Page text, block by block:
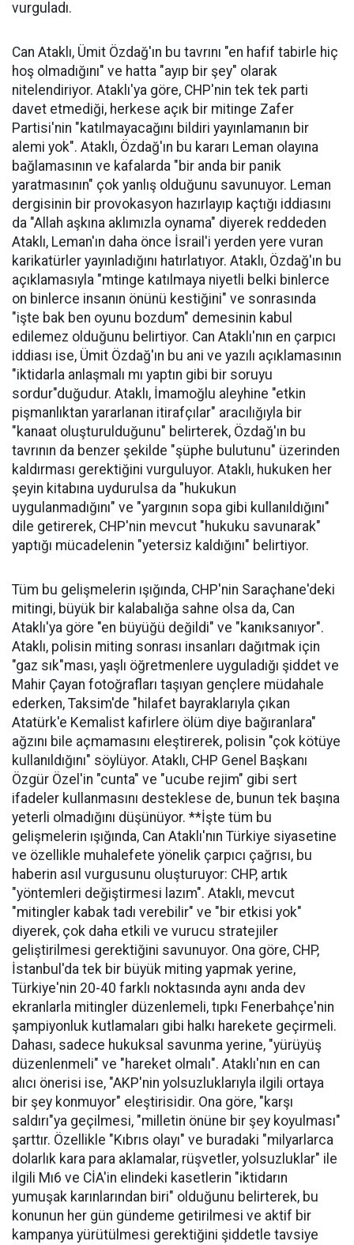
vurguladı.
Can Ataklı, Ümit Özdağ'ın bu tavrını "en hafif tabirle hiç
hoş olmadığını" ve hatta "ayıp bir şey" olarak
nitelendiriyor. Ataklı'ya göre, CHP'nin tek tek parti
davet etmediği, herkese açık bir mitinge Zafer
Partisi'nin "katılmayacağını bildiri yayınlamanın bir
alemi yok". Ataklı, Özdağ'ın bu kararı Leman olayına
bağlamasının ve kafalarda "bir anda bir panik
yaratmasının" çok yanlış olduğunu savunuyor. Leman
dergisinin bir provokasyon hazırlayıp kaçtığı iddiasını
da "Allah aşkına aklımızla oynama" diyerek reddeden
Ataklı, Leman'ın daha önce İsrail'i yerden yere vuran
karikatürler yayınladığını hatırlatıyor. Ataklı, Özdağ'ın bu
açıklamasıyla "mtinge katılmaya niyetli belki binlerce
on binlerce insanın önünü kestiğini" ve sonrasında
"işte bak ben oyunu bozdum" demesinin kabul
edilemez olduğunu belirtiyor. Can Ataklı'nın en çarpıcı
iddiası ise, Ümit Özdağ'ın bu ani ve yazılı açıklamasının
"iktidarla anlaşmalı mı yaptın gibi bir soruyu
sordur"duğudur. Ataklı, İmamoğlu aleyhine "etkin
pişmanlıktan yararlanan itirafçılar" aracılığıyla bir
"kanaat oluşturulduğunu" belirterek, Özdağ'ın bu
tavrının da benzer şekilde "şüphe bulutunu" üzerinden
kaldırması gerektiğini vurguluyor. Ataklı, hukuken her
şeyin kitabına uydurulsa da "hukukun
uygulanmadığını" ve "yargının sopa gibi kullanıldığını"
dile getirerek, CHP'nin mevcut "hukuku savunarak"
yaptığı mücadelenin "yetersiz kaldığını" belirtiyor.
Tüm bu gelişmelerin ışığında, CHP'nin Saraçhane'deki
mitingi, büyük bir kalabalığa sahne olsa da, Can
Ataklı'ya göre "en büyüğü değildi" ve "kanıksanıyor".
Ataklı, polisin miting sonrası insanları dağıtmak için
"gaz sık"ması, yaşlı öğretmenlere uyguladığı şiddet ve
Mahir Çayan fotoğrafları taşıyan gençlere müdahale
ederken, Taksim'de "hilafet bayraklarıyla çıkan
Atatürk'e Kemalist kafirlere ölüm diye bağıranlara"
ağzını bile açmamasını eleştirerek, polisin "çok kötüye
kullanıldığını" söylüyor. Ataklı, CHP Genel Başkanı
Özgür Özel'in "cunta" ve "ucube rejim" gibi sert
ifadeler kullanmasını desteklese de, bunun tek başına
yeterli olmadığını düşünüyor. **İşte tüm bu
gelişmelerin ışığında, Can Ataklı'nın Türkiye siyasetine
ve özellikle muhalefete yönelik çarpıcı çağrısı, bu
haberin asıl vurgusunu oluşturuyor: CHP, artık
"yöntemleri değiştirmesi lazım". Ataklı, mevcut
"mitingler kabak tadı verebilir" ve "bir etkisi yok"
diyerek, çok daha etkili ve vurucu stratejiler
geliştirilmesi gerektiğini savunuyor. Ona göre, CHP,
İstanbul'da tek bir büyük miting yapmak yerine,
Türkiye'nin 20-40 farklı noktasında aynı anda dev
ekranlarla mitingler düzenlemeli, tıpkı Fenerbahçe'nin
şampiyonluk kutlamaları gibi halkı harekete geçirmeli.
Dahası, sadece hukuksal savunma yerine, "yürüyüş
düzenlenmeli" ve "hareket olmalı". Ataklı'nın en can
alıcı önerisi ise, "AKP'nin yolsuzluklarıyla ilgili ortaya
bir şey konmuyor" eleştirisidir. Ona göre, "karşı
saldırı"ya geçilmesi, "milletin önüne bir şey koyulması"
şarttır. Özellikle "Kıbrıs olayı" ve buradaki "milyarlarca
dolarlık kara para aklamalar, rüşvetler, yolsuzluklar" ile
ilgili Mı6 ve CİA'in elindeki kasetlerin "iktidarın
yumuşak karınlarından biri" olduğunu belirterek, bu
konunun her gün gündeme getirilmesi ve aktif bir
kampanya yürütülmesi gerektiğini şiddetle tavsiye